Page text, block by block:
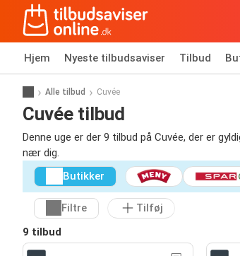
Hjem Nyeste tilbudsaviser Tilbud
Alle tilbud Cuvée
Cuvée tilbud
Denne uge er der 9 tilbud på Cuvée, der er
nær dig.
Butikker
Filtre
Tilføj
9 tilbud